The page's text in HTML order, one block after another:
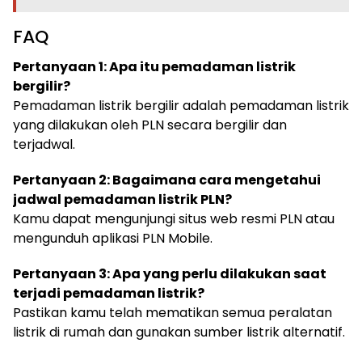
FAQ
Pertanyaan 1: Apa itu pemadaman listrik
bergilir?
Pemadaman listrik bergilir adalah pemadaman listrik
yang dilakukan oleh PLN secara bergilir dan
terjadwal.
Pertanyaan 2: Bagaimana cara mengetahui
jadwal pemadaman listrik PLN?
Kamu dapat mengunjungi situs web resmi PLN atau
mengunduh aplikasi PLN Mobile.
Pertanyaan 3: Apa yang perlu dilakukan saat
terjadi pemadaman listrik?
Pastikan kamu telah mematikan semua peralatan
listrik di rumah dan gunakan sumber listrik alternatif.